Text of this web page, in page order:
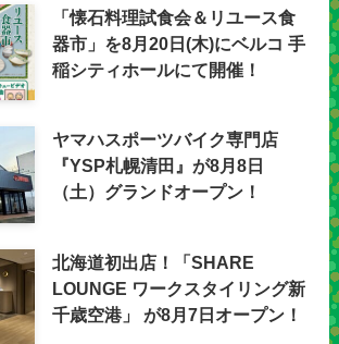
「懐石料理試食会＆リユース食
器市」を8月20日(木)にベルコ 手
稲シティホールにて開催！
ヤマハスポーツバイク専門店
『YSP札幌清田』が8月8日
（土）グランドオープン！
北海道初出店！「SHARE
LOUNGE ワークスタイリング新
千歳空港」 が8月7日オープン！